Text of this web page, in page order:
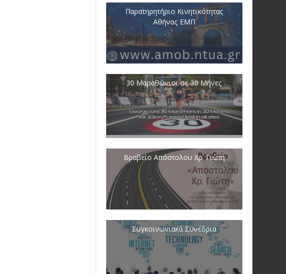
Παρατηρητήριο Κινητικότητας
Αθήνας ΕΜΠ
30 Μαραθώνιοι σε 30 Μήνες
Βραβείο Απόστολου Χρ. Γιώτη
Συγκοινωνιακά Συνέδρια